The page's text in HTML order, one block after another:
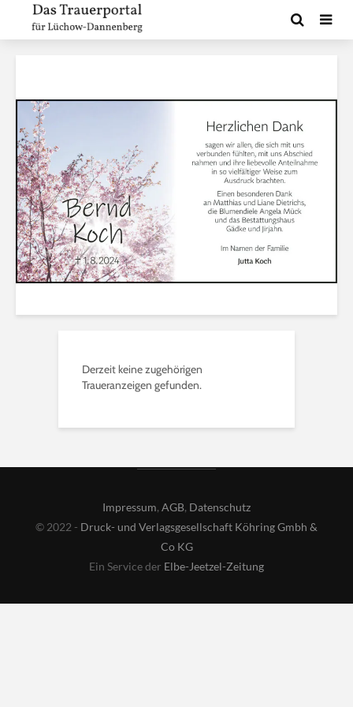
Derzeit keine zugehörigen
Traueranzeigen gefunden.
Impressum, AGB, Datenschutz
© 2022 - Druck- und Verlagsgesellschaft Köhring Gmbh &
Co KG
Ein Service der Elbe-Jeetzel-Zeitung